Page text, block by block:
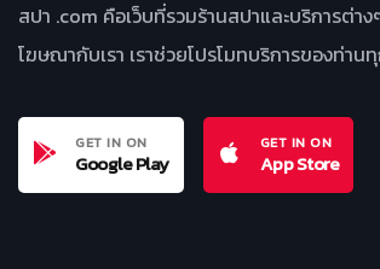
สปา .com คือเว็บที่รวมร้านสปาและบริการต่า
โฆษณากับเรา เราช่วยโปรโมทบริการของท่าน
GET IN ON
Google Play
GET IN ON
App Store